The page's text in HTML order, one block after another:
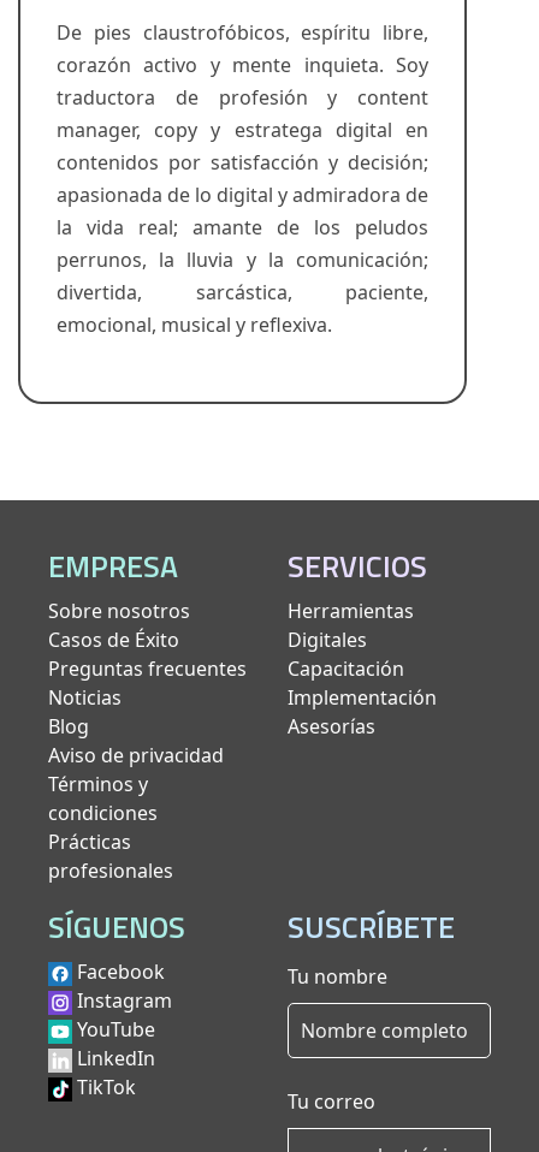
De pies claustrofóbicos, espíritu libre,
corazón activo y mente inquieta. Soy
traductora de profesión y content
manager, copy y estratega digital en
contenidos por satisfacción y decisión;
apasionada de lo digital y admiradora de
la vida real; amante de los peludos
perrunos, la lluvia y la comunicación;
divertida, sarcástica, paciente,
emocional, musical y reflexiva.
EMPRESA
Sobre nosotros
Casos de Éxito
Preguntas frecuentes
Noticias
Blog
Aviso de privacidad
Términos y
condiciones
Prácticas
profesionales
SERVICIOS
Herramientas
Digitales
Capacitación
Implementación
Asesorías
SÍGUENOS
Facebook
Instagram
YouTube
LinkedIn
TikTok
SUSCRÍBETE
Tu nombre
Tu correo